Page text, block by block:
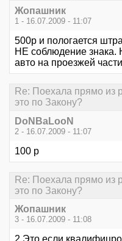
Жопашник
1 - 16.07.2009 - 11:07
500р и пологается
НЕ соблюдение знака.
авто на проезжей части
Re: Поехала прямо из
это по Закону?
DoNBaLooN
2 - 16.07.2009 - 11:07
100 р
Re: Поехала прямо из
это по Закону?
Жопашник
3 - 16.07.2009 - 11:08
2 Это если